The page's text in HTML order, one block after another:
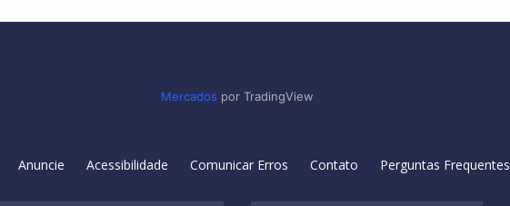
Mercados por TradingView
Anuncie Acessibilidade Comunicar Erros Contato Perguntas Frequentes